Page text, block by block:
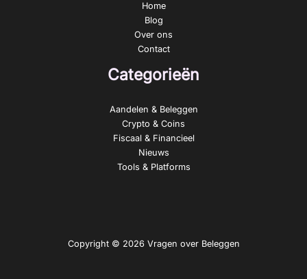
Home
Blog
Over ons
Contact
Categorieën
Aandelen & Beleggen
Crypto & Coins
Fiscaal & Financieel
Nieuws
Tools & Platforms
Copyright © 2026 Vragen over Beleggen